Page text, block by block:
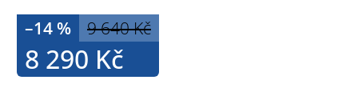
9 640 Kč
–14 %
8 290 Kč